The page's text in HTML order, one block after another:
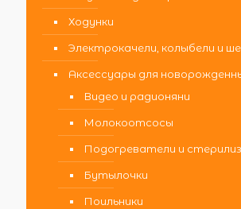
Ходунки
Электрокачели, колыбели и
Аксессуары для
Видео и радионяни
Молокоотсосы
Подогреватели и
Бутылочки
Поильники